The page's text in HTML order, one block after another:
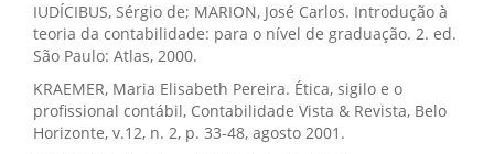
IUDÍCIBUS, Sérgio de; MARION, José Carlos. Introdução à
teoria da contabilidade: para o nível de graduação. 2. ed.
São Paulo: Atlas, 2000.
KRAEMER, Maria Elisabeth Pereira. Ética, sigilo e o
profissional contábil, Contabilidade Vista & Revista, Belo
Horizonte, v.12, n. 2, p. 33-48, agosto 2001.